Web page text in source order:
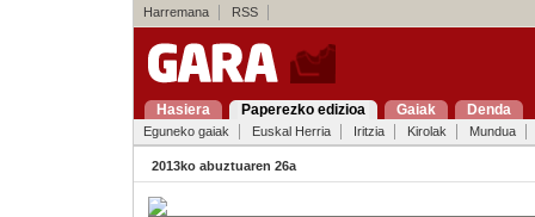
Harremana RSS
Hasiera Paperezko edizioa Gaiak Denda
Eguneko gaiak Euskal Herria Iritzia Kirolak Mundua
2013ko abuztuaren 26a